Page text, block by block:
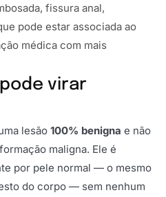
fissura anal,
pode estar associada ao
médica com mais
virar
lesão 100% benigna e não
maligna. Ele é
por pele normal — o mesmo
do corpo — sem nenhum